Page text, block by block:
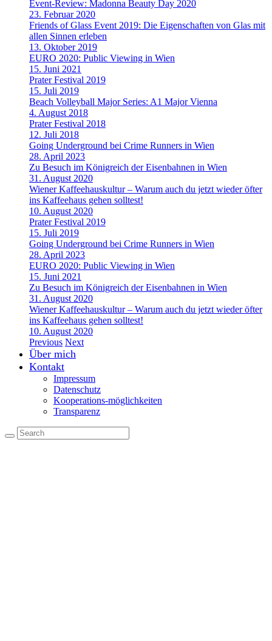
Event-Review: Madonna Beauty Day 2020
23. Februar 2020
Friends of Glass Event 2019: Die Eigenschaften von Glas mit
allen Sinnen erleben
13. Oktober 2019
EURO 2020: Public Viewing in Wien
15. Juni 2021
Prater Festival 2019
15. Juli 2019
Beach Volleyball Major Series: A1 Major Vienna
4. August 2018
Prater Festival 2018
12. Juli 2018
Going Underground bei Crime Runners in Wien
28. April 2023
Zu Besuch im Königreich der Eisenbahnen in Wien
31. August 2020
Wiener Kaffeehauskultur – Warum auch du jetzt wieder öfter
ins Kaffeehaus gehen solltest!
10. August 2020
Prater Festival 2019
15. Juli 2019
Going Underground bei Crime Runners in Wien
28. April 2023
EURO 2020: Public Viewing in Wien
15. Juni 2021
Zu Besuch im Königreich der Eisenbahnen in Wien
31. August 2020
Wiener Kaffeehauskultur – Warum auch du jetzt wieder öfter
ins Kaffeehaus gehen solltest!
10. August 2020
Previous Next
Über mich
Kontakt
Impressum
Datenschutz
Kooperations-möglichkeiten
Transparenz